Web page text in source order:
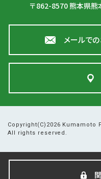
防災・減災・リ
農産園芸
園芸
〒862-8570熊本県熊
メールで
Copyright(C)2026 Kumamoto
All rights reserved.